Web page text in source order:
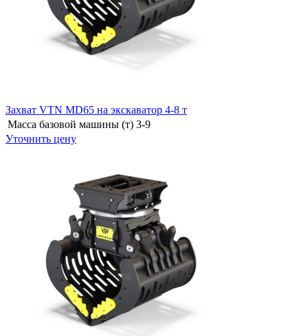
Захват VTN MD65 на экскаватор 4-8 т
Масса базовой машины (т) 3-9
Уточнить цену